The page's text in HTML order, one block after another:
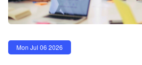
Mon Jul 06 2026